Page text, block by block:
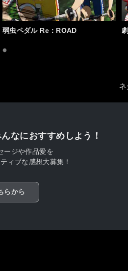
弱虫ペダル Re：ROAD
ネ
なにおすすめしよう！
ージや作品愛を
ィブな感想大募集！
らから